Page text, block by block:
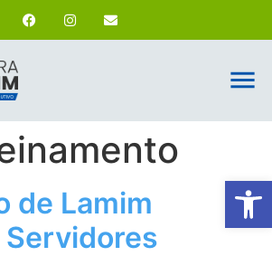
de Lamim